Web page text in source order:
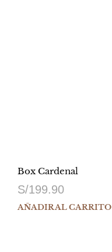
Box Cardenal
S/199.90
AÑADIR AL CARRITO